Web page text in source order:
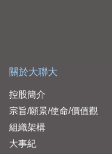
關於大聯大
控股簡介
宗旨/願景/使命/價值觀
組織架構
大事紀